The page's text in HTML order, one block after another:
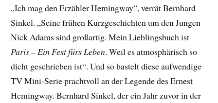
„Ich mag den Erzähler Hemingway“, verrät Bernhard
Sinkel. „Seine frühen Kurzgeschichten um den Jungen
Nick Adams sind großartig. Mein Lieblingsbuch ist
Paris – Ein Fest fürs Leben. Weil es atmosphärisch so
dicht geschrieben ist“. Und so bastelt diese aufwendige
TV Mini-Serie prachtvoll an der Legende des Ernest
Hemingway. Bernhard Sinkel, der ein Jahr zuvor in der